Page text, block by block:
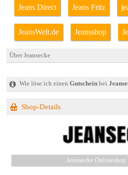
Jeans Direct Jeans Fritz
JeansWelt.de Jeansshop
Über Jeansecke
Wie löse ich einen Gutscheinbei
Shop-Details
Jeansecke Onlineshop